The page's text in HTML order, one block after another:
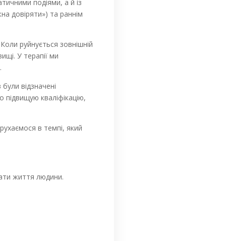
подіями, а й із
довіряти») та раннім
руйнується зовнішній
У терапії ми
відзначені
підвищую кваліфікацію,
в темпі, який
життя людини.